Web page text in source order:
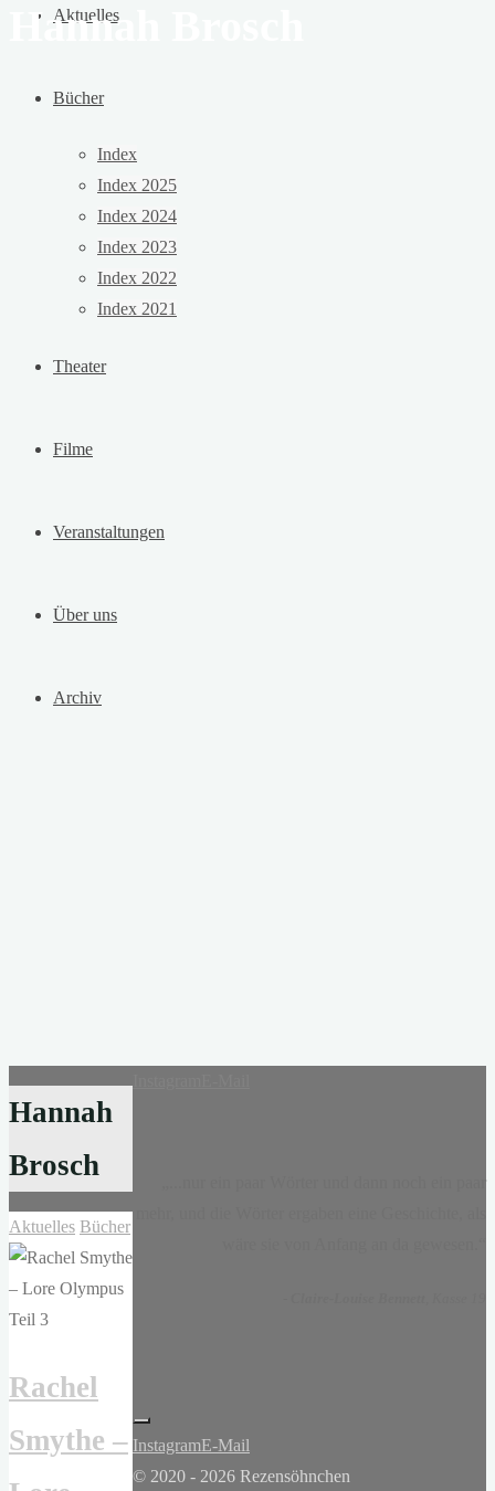
Aktuelles
Bücher
Index
Index 2025
Index 2024
Index 2023
Index 2022
Index 2021
Theater
Filme
Veranstaltungen
Über uns
Archiv
Hannah Brosch
Hannah
Brosch
Aktuelles Bücher
Rachel
Smythe – InstagramE-Mail
© 2020 - 2026 Rezensöhnchen